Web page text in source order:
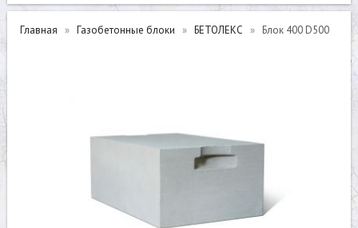
Главная Газобетонные блоки БЕТОЛЕКС Блок 400 D500